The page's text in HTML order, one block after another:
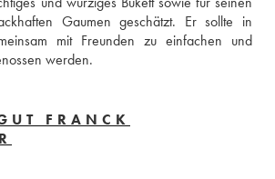
Gaumen geschätzt. Er sollte in
mit Freunden zu einfachen und
werden.
FRANCK